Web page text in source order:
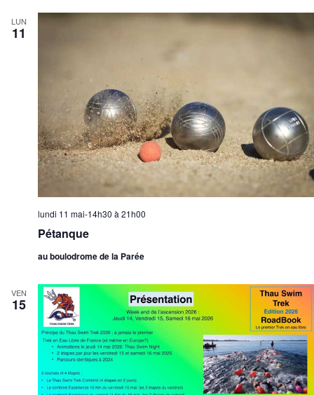
LUN
11
Pétanque
lundi 11 mai-14h30 à 21h00
au boulodrome de la Parée
VEN
15